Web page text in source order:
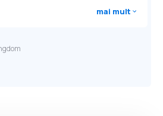
mai mult